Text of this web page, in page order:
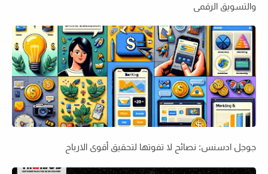
والتسويق الرقمي
جوجل ادسنس: نصائح لا تفوتها لتحقيق أقوى الارباح